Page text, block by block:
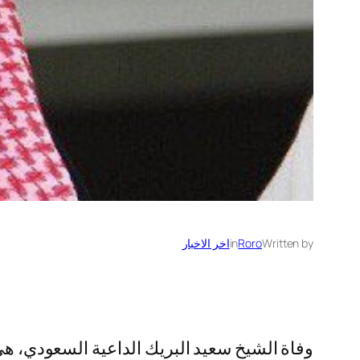
Written by
Roro
inاخر الاخبار